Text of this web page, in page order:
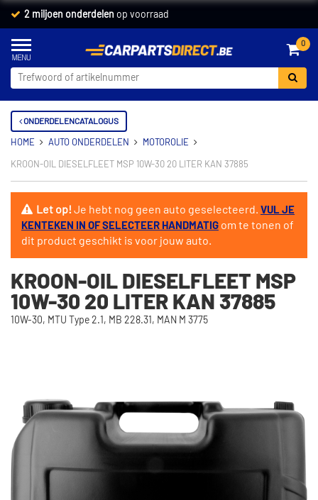
2 miljoen onderdelen op voorraad
0
ONDERDELENCATALOGUS
HOME AUTO ONDERDELEN MOTOROLIE
KROON-OIL DIESELFLEET MSP 10W-30 20 LITER KAN 37885
Let op!Je hebt nog geen auto geselecteerd. VUL JE
KENTEKEN IN OF SELECTEER HANDMATIG om te tonen of
dit product geschikt is voor jouw auto.
KROON-OIL DIESELFLEET MSP
10W-30 20 LITER KAN 37885
10W-30, MTU Type 2.1, MB 228.31, MAN M 3775